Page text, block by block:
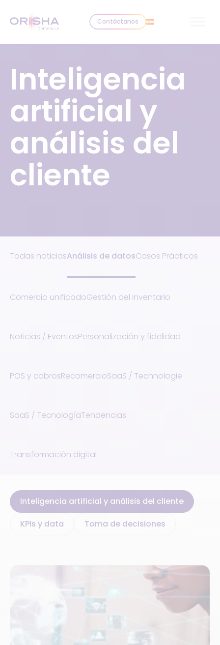
Contáctanos
Inteligencia
artificial y
análisis del
cliente
Todas noticiasAnálisis de datosCasos Prácticos
Comercio unificadoGestión del inventario
Noticias / EventosPersonalización y fidelidad
POS y cobrosRecomercioSaaS / Technologie
SaaS / TecnologíaTendencias
Transformación digital
Inteligencia artificial y análisis del cliente
KPIs y data
Toma de decisiones